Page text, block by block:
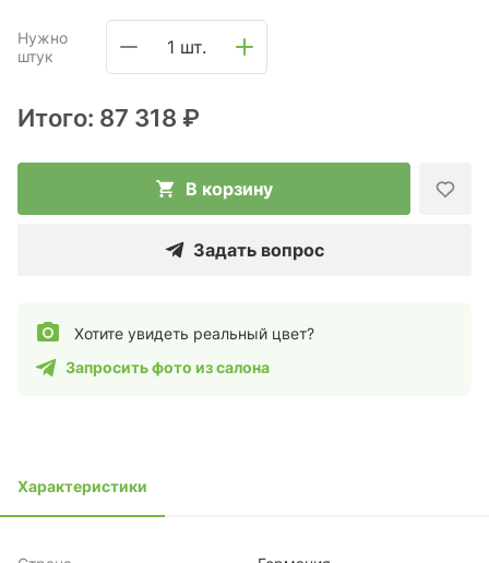
Нужно
штук
1 шт.
Итого: 87 318 ₽
В корзину
Задать вопрос
Хотите увидеть реальный цвет?
Запросить фото из салона
Характеристики